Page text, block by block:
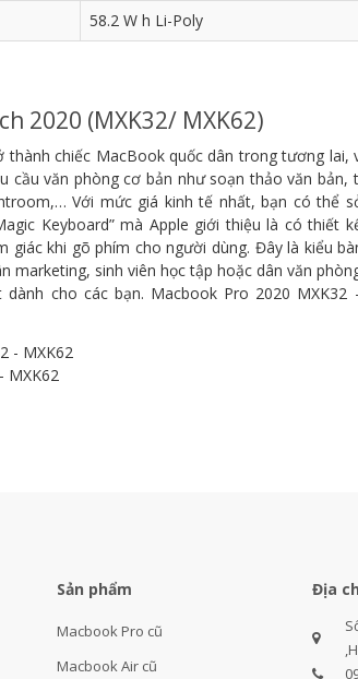
58.2 W h Li-Poly
2020 (MXK32/ MXK62)
thành chiếc MacBook quốc dân trong tương lai,
cầu văn phòng cơ bản như soạn thảo văn
Với mức giá kinh tế nhất, bạn có thể
Keyboard” mà Apple giới thiệu là có thiết
giác khi gõ phím cho người dùng. Đây là kiểu
marketing, sinh viên học tập hoặc dân văn
dành cho các bạn. Macbook Pro 2020 MXK32
MXK62
Sản phẩm
Macbook Pro cũ
Macbook Air cũ
Địa